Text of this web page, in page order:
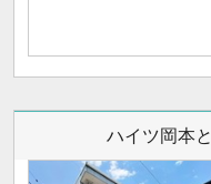
ハイツ岡本